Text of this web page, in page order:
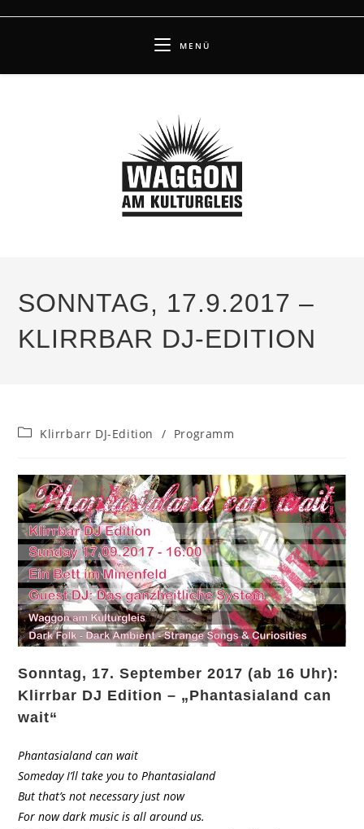
MENÜ
SONNTAG, 17.9.2017 –
KLIRRBAR DJ-EDITION
Beitrags-
Klirrbarr DJ-Edition / Programm
Sonntag, 17. September 2017 (ab 16 Uhr):
Klirrbar DJ Edition – „Phantasialand can
wait“
Phantasialand can wait
Someday I’ll take you to Phantasialand
But that’s not necessary just now
For now dark music is all around us.